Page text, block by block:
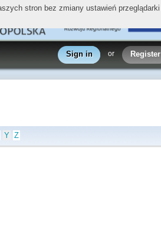
Sign in or Register
Y Z
stron bez zmiany ustawień